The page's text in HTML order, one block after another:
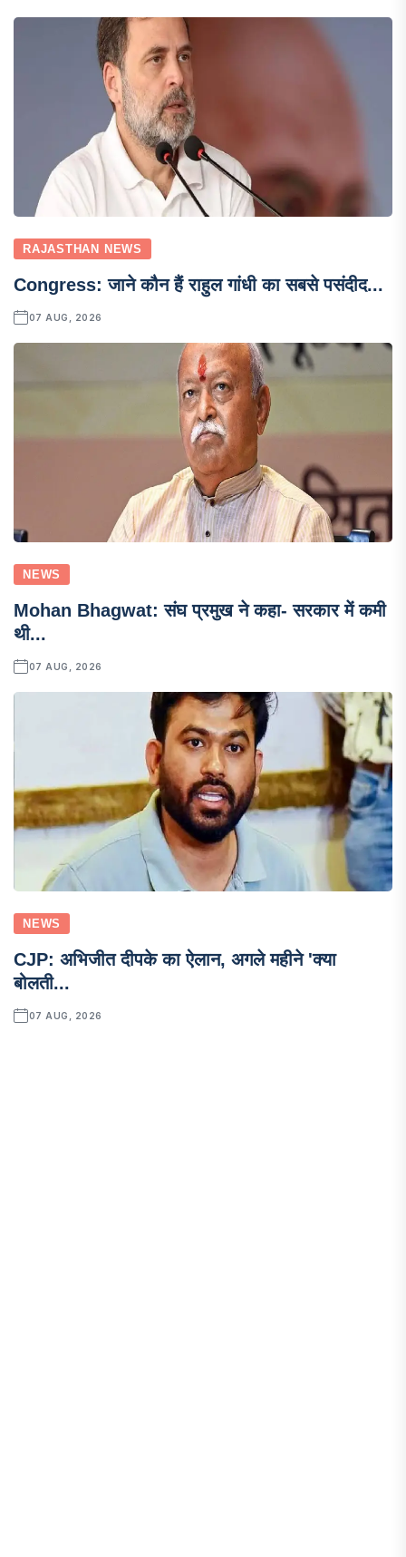
RAJASTHAN NEWS
Congress: जाने कौन हैं राहुल गांधी का सबसे पसंदीद...
07 AUG, 2026
NEWS
Mohan Bhagwat: संघ प्रमुख ने कहा- सरकार में कमी
थी...
07 AUG, 2026
NEWS
CJP: अभिजीत दीपके का ऐलान, अगले महीने 'क्या
बोलती...
07 AUG, 2026